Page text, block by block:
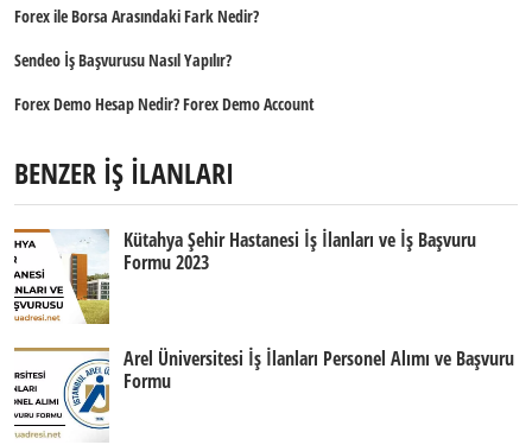
Forex ile Borsa Arasındaki Fark Nedir?
Sendeo İş Başvurusu Nasıl Yapılır?
Forex Demo Hesap Nedir? Forex Demo Account
BENZER İŞ İLANLARI
Kütahya Şehir Hastanesi İş İlanları ve İş Başvuru
Formu 2023
Arel Üniversitesi İş İlanları Personel Alımı ve Başvuru
Formu